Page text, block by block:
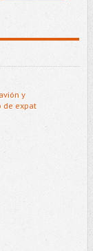
y
de expat